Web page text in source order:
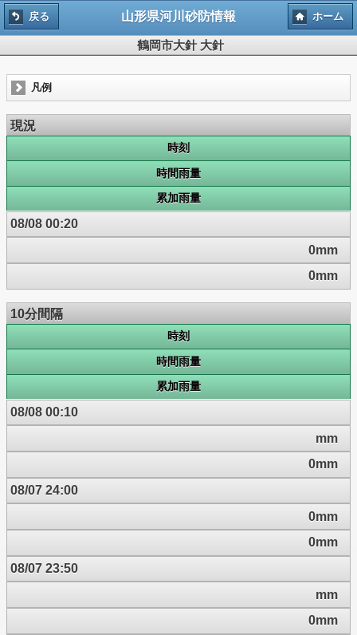
戻る 山形県河川砂防情報 ホーム
鶴岡市大針 大針
凡例
現況
時刻
時間雨量
累加雨量
08/08 00:20
0mm
0mm
10分間隔
時刻
時間雨量
累加雨量
08/08 00:10
mm
0mm
08/07 24:00
0mm
0mm
08/07 23:50
mm
0mm